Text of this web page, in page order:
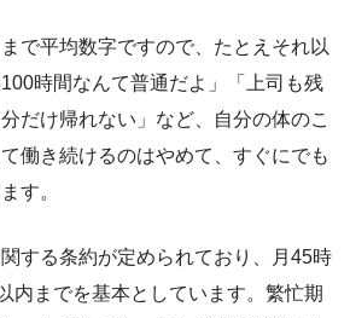
で平均数字ですので、たとえそれ以
時間なんて普通だよ」「上司も残
だけ帰れない」など、自分の体のこ
働き続けるのはやめて、すぐにでも
す。
する条約が定められており、月45時
内までを基本としています。繁忙期